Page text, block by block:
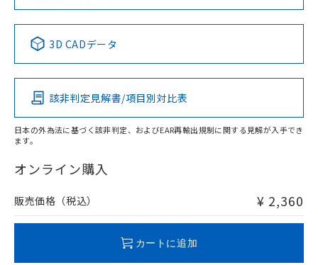
Pb Hg Cd Cr(VI)
O
在庫等で未対応品が混在する可能性があります。
問い合わせください。
No No No No
この製品の規格認証/適合状況ページへ
その他の認証はこちらのページからご検索ください
3D CADデータ
該非判定見解書/項目別対比表
日本の外為法に基づく該非判定、およびEAR再輸出規制に関する見解が入手でき
ます。
オンライン購入
販売価格（税込） ¥ 2,360
カートに追加